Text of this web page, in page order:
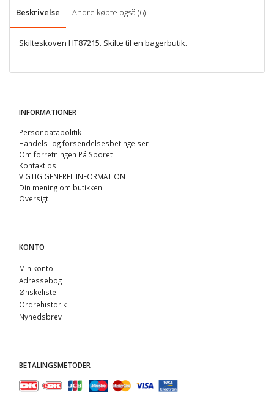
Beskrivelse Andre købte også (6)
Skilteskoven HT87215. Skilte til en bagerbutik.
INFORMATIONER
Persondatapolitik
Handels- og forsendelsesbetingelser
Om forretningen På Sporet
Kontakt os
VIGTIG GENEREL INFORMATION
Din mening om butikken
Oversigt
KONTO
Min konto
Adressebog
Ønskeliste
Ordrehistorik
Nyhedsbrev
BETALINGSMETODER